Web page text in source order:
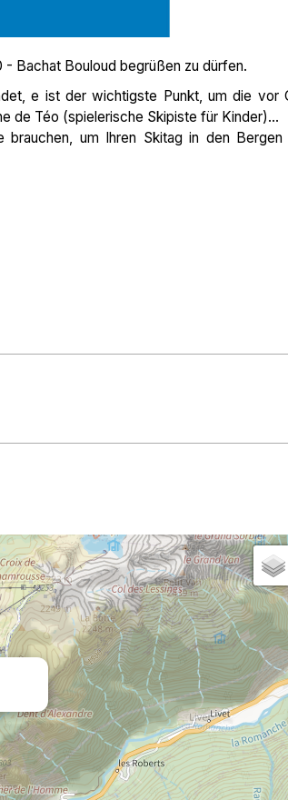
Bachat Bouloud begrüßen zu dürfen.
e ist der wichtigste Punkt, um die vor
de Téo (spielerische Skipiste für Kinder)...
brauchen, um Ihren Skitag in den Bergen